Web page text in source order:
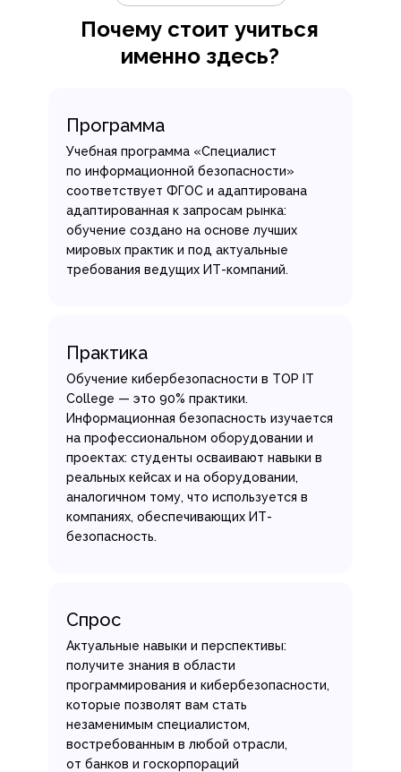
Почему стоит учиться
именно здесь?
Программа
Учебная программа «Специалист
по информационной безопасности»
соответствует ФГОС и адаптирована
адаптированная к запросам рынка:
обучение создано на основе лучших
мировых практик и под актуальные
требования ведущих ИТ-компаний.
Практика
Обучение кибербезопасности в TOP IT
College — это 90% практики.
Информационная безопасность изучается
на профессиональном оборудовании и
проектах: студенты осваивают навыки в
реальных кейсах и на оборудовании,
аналогичном тому, что используется в
компаниях, обеспечивающих ИТ-
безопасность.
Актуальные навыки и перспективы:
получите знания в области
программирования и кибербезопасности,
которые позволят вам стать
незаменимым специалистом,
востребованным в любой отрасли,
от банков и госкорпораций
Спрос